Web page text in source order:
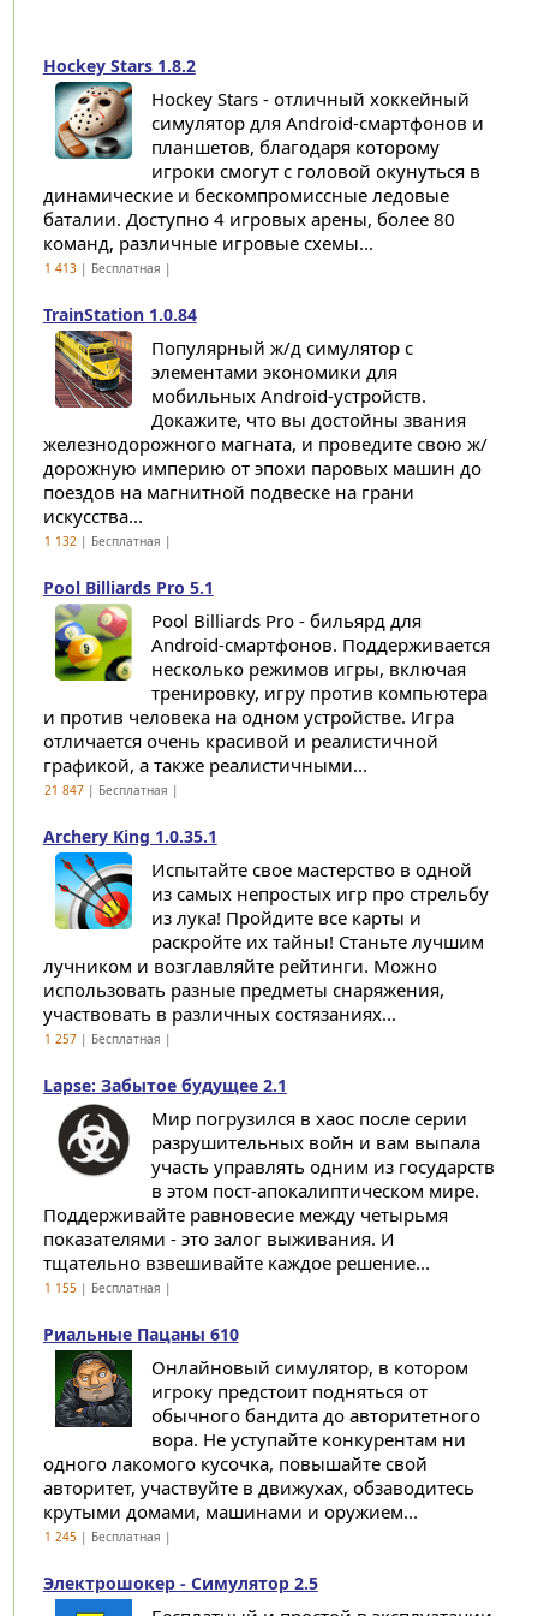
Hockey Stars 1.8.2
Hockey Stars - отличный хоккейный
симулятор для Android-смартфонов и
планшетов, благодаря которому
игроки смогут с головой окунуться в
динамические и бескомпромиссные ледовые
баталии. Доступно 4 игровых арены, более 80
команд, различные игровые схемы...
1 413| Бесплатная |
TrainStation 1.0.84
Популярный ж/д симулятор с
элементами экономики для
мобильных Android-устройств.
Докажите, что вы достойны звания
железнодорожного магната, и проведите свою ж/
дорожную империю от эпохи паровых машин до
поездов на магнитной подвеске на грани
искусства...
1 132| Бесплатная |
Pool Billiards Pro 5.1
Pool Billiards Pro - бильярд для
Android-смартфонов. Поддерживается
несколько режимов игры, включая
тренировку, игру против компьютера
и против человека на одном устройстве. Игра
отличается очень красивой и реалистичной
графикой, а также реалистичными...
21 847| Бесплатная |
Archery King 1.0.35.1
Испытайте свое мастерство в одной
из самых непростых игр про стрельбу
из лука! Пройдите все карты и
раскройте их тайны! Станьте лучшим
лучником и возглавляйте рейтинги. Можно
использовать разные предметы снаряжения,
участвовать в различных состязаниях...
1 257| Бесплатная |
Lapse: Забытое будущее 2.1
Мир погрузился в хаос после серии
разрушительных войн и вам выпала
участь управлять одним из государств
в этом пост-апокалиптическом мире.
Поддерживайте равновесие между четырьмя
показателями - это залог выживания. И
тщательно взвешивайте каждое решение...
1 155| Бесплатная |
Риальные Пацаны 610
Онлайновый симулятор, в котором
игроку предстоит подняться от
обычного бандита до авторитетного
вора. Не уступайте конкурентам ни
одного лакомого кусочка, повышайте свой
авторитет, участвуйте в движухах, обзаводитесь
крутыми домами, машинами и оружием...
1 245| Бесплатная |
Электрошокер - Симулятор 2.5